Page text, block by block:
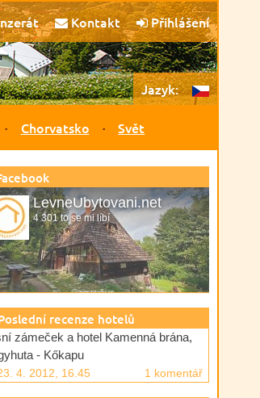
Kontakt Přihlášení
Jazyk:
Chorvatsko Svět
LevneUbytovani.net
4 301 to se mi líbí
recenze hotelů
zámeček a hotel Kamenná brána,
- Kőkapu
4. 2012, 16.45 1 komentář